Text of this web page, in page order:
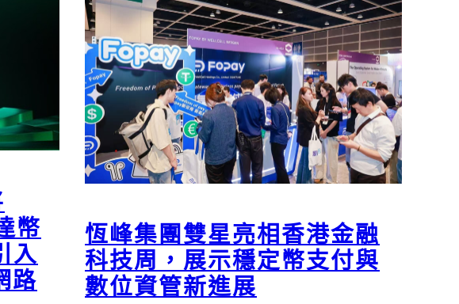
幣
入
路
恆峰集團雙星亮相香港金融
科技周，展示穩定幣支付與
數位資管新進展